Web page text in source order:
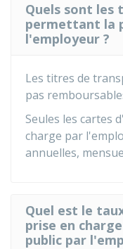
Quels sont
permettant la
l'employeur ?
Les titres de
pas
Seules les cartes
charge par
annuelles,
Quel est le
prise en
public par